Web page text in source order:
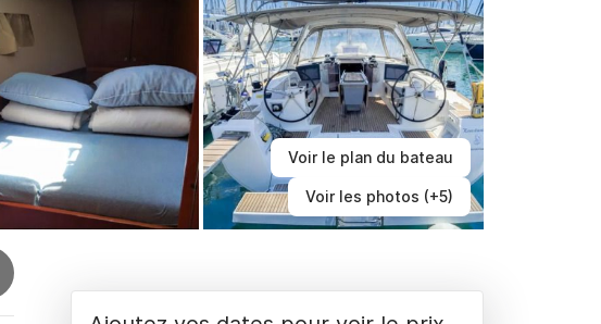
Voir le plan du bateau
Voir les photos (+5)